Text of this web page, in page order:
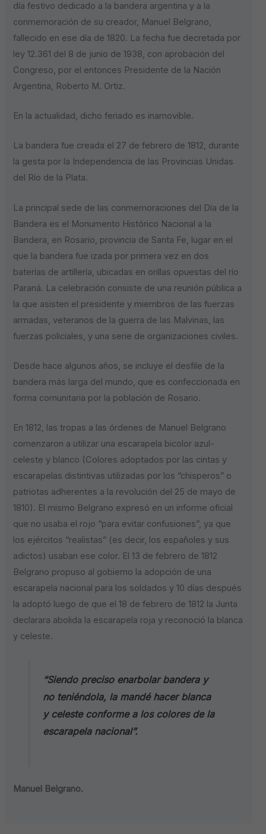
día festivo dedicado a la bandera argentina y a la
conmemoración de su creador, Manuel Belgrano,
fallecido en ese día de 1820. La fecha fue decretada por
ley 12.361 del 8 de junio de 1938, con aprobación del
Congreso, por el entonces Presidente de la Nación
Argentina, Roberto M. Ortiz.
En la actualidad, dicho feriado es inamovible.
La bandera fue creada el 27 de febrero de 1812, durante
la gesta por la Independencia de las Provincias Unidas
del Río de la Plata.
La principal sede de las conmemoraciones del Día de la
Bandera es el Monumento Histórico Nacional a la
Bandera, en Rosario, provincia de Santa Fe, lugar en el
que la bandera fue izada por primera vez en dos
baterías de artillería, ubicadas en orillas opuestas del río
Paraná. La celebración consiste de una reunión pública a
la que asisten el presidente y miembros de las fuerzas
armadas, veteranos de la guerra de las Malvinas, las
fuerzas policiales, y una serie de organizaciones civiles.
Desde hace algunos años, se incluye el desfile de la
bandera más larga del mundo, que es confeccionada en
forma comunitaria por la población de Rosario.
En 1812, las tropas a las órdenes de Manuel Belgrano
comenzaron a utilizar una escarapela bicolor azul-
celeste y blanco (Colores adoptados por las cintas y
escarapelas distintivas utilizadas por los “chisperos” o
patriotas adherentes a la revolución del 25 de mayo de
1810). El mismo Belgrano expresó en un informe oficial
que no usaba el rojo “para evitar confusiones”, ya que
los ejércitos “realistas” (es decir, los españoles y sus
adictos) usaban ese color. El 13 de febrero de 1812
Belgrano propuso al gobierno la adopción de una
escarapela nacional para los soldados y 10 días después
la adoptó luego de que el 18 de febrero de 1812 la Junta
declarara abolida la escarapela roja y reconoció la blanca
y celeste.
“Siendo preciso enarbolar bandera y
no teniéndola, la mandé hacer blanca
y celeste conforme a los colores de la
escarapela nacional”.
Manuel Belgrano.